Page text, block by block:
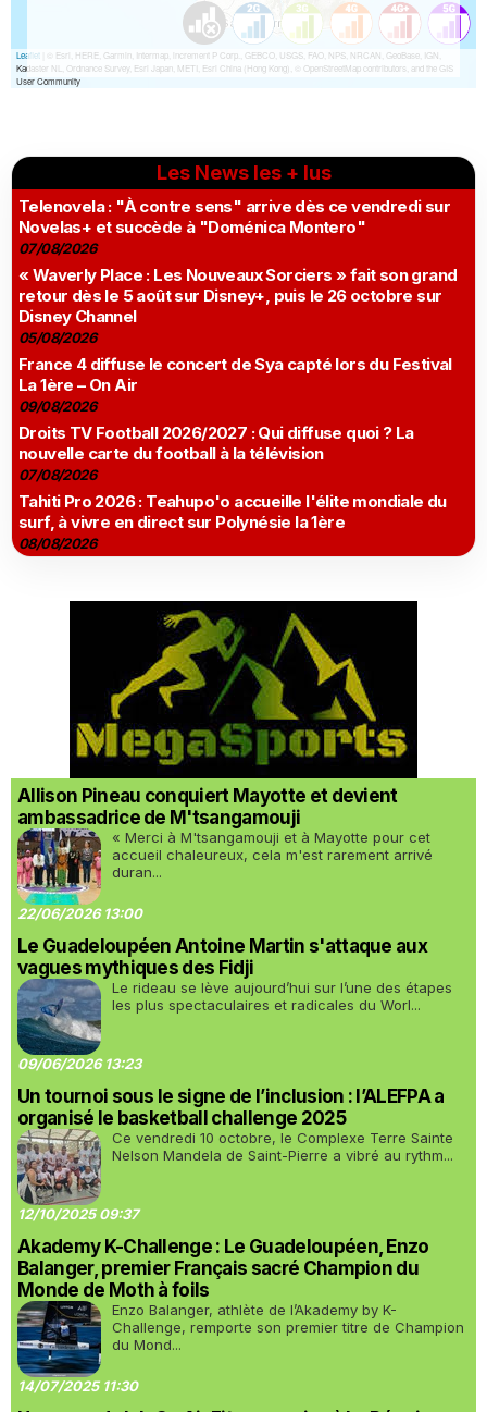
Les News les + lus
Telenovela : "À contre sens" arrive dès ce vendredi sur
Novelas+ et succède à "Doménica Montero"
07/08/2026
« Waverly Place : Les Nouveaux Sorciers » fait son grand
retour dès le 5 août sur Disney+, puis le 26 octobre sur
Disney Channel
05/08/2026
France 4 diffuse le concert de Sya capté lors du Festival
La 1ère – On Air
09/08/2026
Droits TV Football 2026/2027 : Qui diffuse quoi ? La
nouvelle carte du football à la télévision
07/08/2026
Tahiti Pro 2026 : Teahupo'o accueille l'élite mondiale du
surf, à vivre en direct sur Polynésie la 1ère
08/08/2026
Allison Pineau conquiert Mayotte et devient
ambassadrice de M'tsangamouji
« Merci à M'tsangamouji et à Mayotte pour cet
accueil chaleureux, cela m'est rarement arrivé
duran...
22/06/2026 13:00
Le Guadeloupéen Antoine Martin s'attaque aux
vagues mythiques des Fidji
Le rideau se lève aujourd’hui sur l’une des étapes
les plus spectaculaires et radicales du Worl...
09/06/2026 13:23
Un tournoi sous le signe de l’inclusion : l’ALEFPA a
organisé le basketball challenge 2025
Ce vendredi 10 octobre, le Complexe Terre Sainte
Nelson Mandela de Saint-Pierre a vibré au rythm...
12/10/2025 09:37
Akademy K-Challenge : Le Guadeloupéen, Enzo
Balanger, premier Français sacré Champion du
Monde de Moth à foils
Enzo Balanger, athlète de l’Akademy by K-
Challenge, remporte son premier titre de Champion
du Mond...
14/07/2025 11:30